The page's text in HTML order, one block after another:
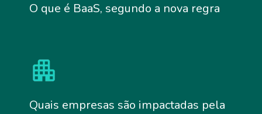
O que é BaaS, segundo a nova regra
Quais empresas são impactadas pela